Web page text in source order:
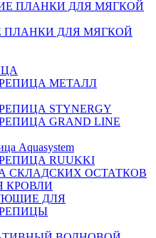
ПЛАНКИ ДЛЯ МЯГКОЙ
МЕТАЛЛ
STYNERGY
GRAND LINE
Aquasystem
RUUKKI
СКЛАДСКИХ ОСТАТКОВ
КРОВЛИ
ДЛЯ